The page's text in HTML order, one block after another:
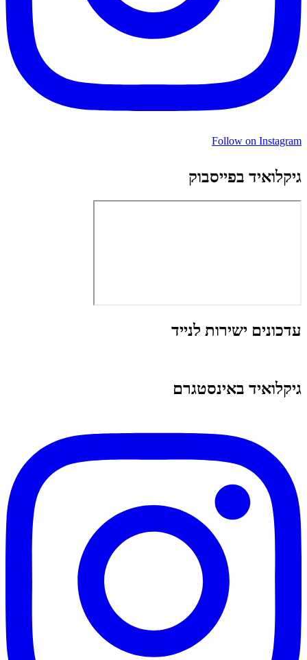
Follow on Instagram
גיקלואיד בפייסבוק
עדכונים ישירות לנייד
גיקלואיד באינסטגרם